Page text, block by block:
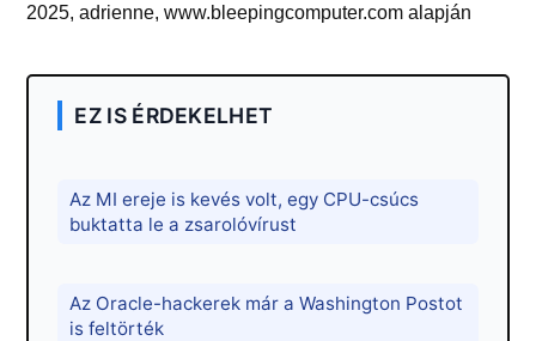
2025, adrienne, www.bleepingcomputer.com alapján
EZ IS ÉRDEKELHET
Az MI ereje is kevés volt, egy CPU-csúcs
buktatta le a zsarolóvírust
Az Oracle-hackerek már a Washington Postot
is feltörték